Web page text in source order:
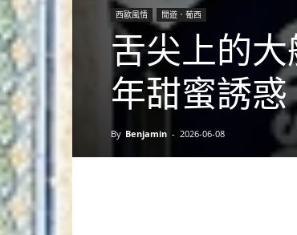
西歐風情 閒遊．葡西
舌尖上的
年甜蜜誘惑
By Benjamin - 2026-06-08